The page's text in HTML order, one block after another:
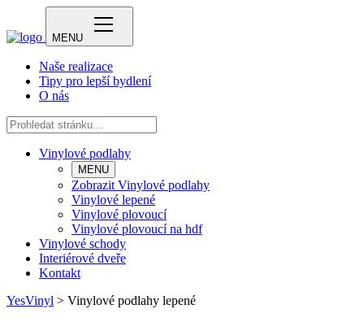
MENU
Naše realizace
Tipy pro lepší bydlení
O nás
Vinylové podlahy
MENU
Zobrazit Vinylové podlahy
Vinylové lepené
Vinylové plovoucí
Vinylové plovoucí na hdf
Vinylové schody
Interiérové dveře
Kontakt
YesVinyl > Vinylové podlahy lepené